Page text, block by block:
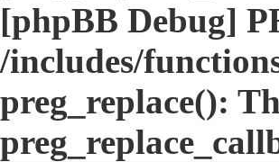
[phpBB Debug]
/includes/
preg_replace():